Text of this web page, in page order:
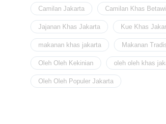
Camilan Jakarta Camilan Khas Betawi
Jajanan Khas Jakarta Kue Khas
makanan khas jakarta Makanan
Oleh Oleh Kekinian oleh oleh khas
Oleh Oleh Populer Jakarta